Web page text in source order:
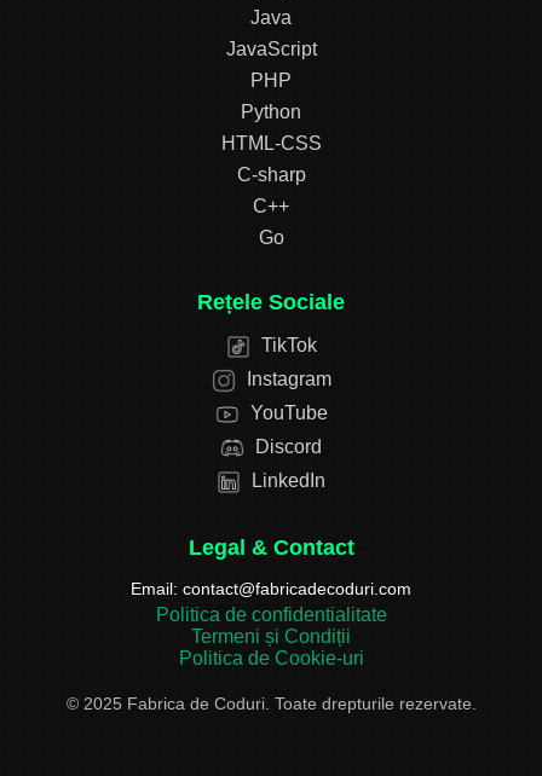
Java
JavaScript
PHP
Python
HTML-CSS
C-sharp
C++
Go
Rețele Sociale
TikTok
Instagram
YouTube
Discord
LinkedIn
Legal & Contact
Email: contact@fabricadecoduri.com
Politica de confidentialitate
Termeni și Condiții
Politica de Cookie-uri
© 2025 Fabrica de Coduri. Toate drepturile rezervate.